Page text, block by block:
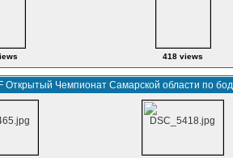
418 views
Открытый Чемпионат Самарской области по